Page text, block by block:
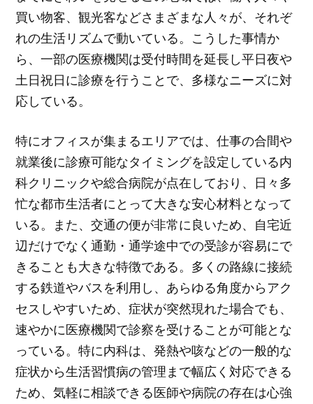
買い物客、観光客などさまざまな人々が、それぞ
れの生活リズムで動いている。こうした事情か
ら、一部の医療機関は受付時間を延長し平日夜や
土日祝日に診療を行うことで、多様なニーズに対
応している。
特にオフィスが集まるエリアでは、仕事の合間や
就業後に診療可能なタイミングを設定している内
科クリニックや総合病院が点在しており、日々多
忙な都市生活者にとって大きな安心材料となって
いる。また、交通の便が非常に良いため、自宅近
辺だけでなく通勤・通学途中での受診が容易にで
きることも大きな特徴である。多くの路線に接続
する鉄道やバスを利用し、あらゆる角度からアク
セスしやすいため、症状が突然現れた場合でも、
速やかに医療機関で診察を受けることが可能とな
っている。特に内科は、発熱や咳などの一般的な
症状から生活習慣病の管理まで幅広く対応できる
ため、気軽に相談できる医師や病院の存在は心強